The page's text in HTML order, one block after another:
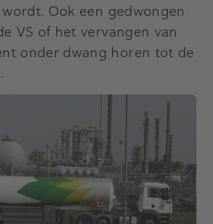
Ook een gedwongen
VS of het vervangen van
onder dwang horen tot de